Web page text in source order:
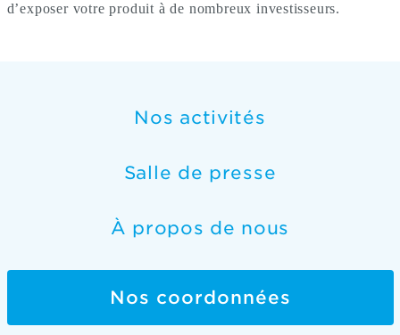
d’exposer votre produit à de nombreux investisseurs.
Nos activités
Salle de presse
À propos de nous
Nos coordonnées